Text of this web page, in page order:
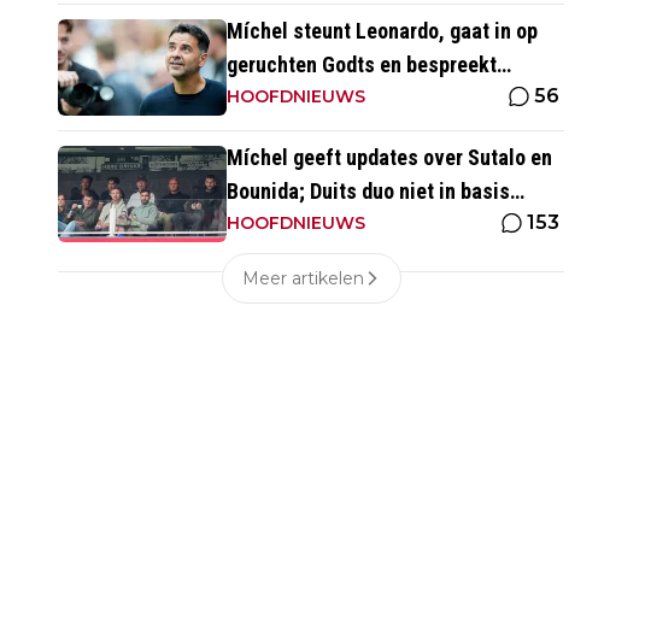
Míchel steunt Leonardo, gaat in op
geruchten Godts en bespreekt
toekomst Baas bij Ajax
HOOFDNIEUWS 56
Míchel geeft updates over Sutalo en
Bounida; Duits duo niet in basis
tegen PEC Zwolle
HOOFDNIEUWS 153
Meer artikelen